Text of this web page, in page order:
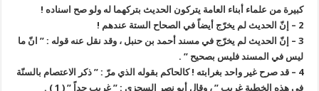
كبيرة من علماء أبناء العامة يتركون الحديث بتركهما له ولو صح اسناده !
2 – إنّ الحديث لم يخرّج أيضاً في الصحاح الستة عندهم !
3 – إنّ الحديث لم يخرّج في مسند أحمد بن حنبل ، وقد نقل عنه قوله : ” انّ ما
ليس في المسند فليس بصحيح ” .
4 – قد صرح غير واحد بغرابته ! كالحاكم بقوله الذي مرّ : ” ذكر الاعتصام بالسنّة
في هذه الخطبة غريب ” ، وقال أبو نصر السجزي : ” غريب جداً ” ( 1 ) .